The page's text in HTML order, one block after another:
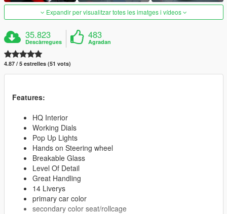
Expandir per visualitzar totes les imatges i vídeos
35.823
Descàrregues
483
Agradan
4.87 / 5 estrelles (51 vots)
Features:
HQ Interior
Working Dials
Pop Up Lights
Hands on Steering wheel
Breakable Glass
Level Of Detail
Great Handling
14 Liverys
primary car color
secondary color seat/rollcage